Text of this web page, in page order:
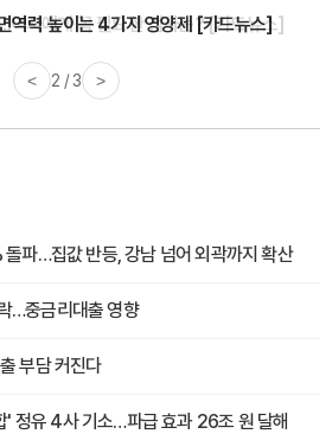
역력 높이는 4가지 영양제 [카드뉴스]
< 3 / 3 >
파…집값 반등, 강남 넘어 외곽까지 확산
…중금리대출 영향
부담 커진다
' 정유 4사 기소…파급 효과 26조 원 달해